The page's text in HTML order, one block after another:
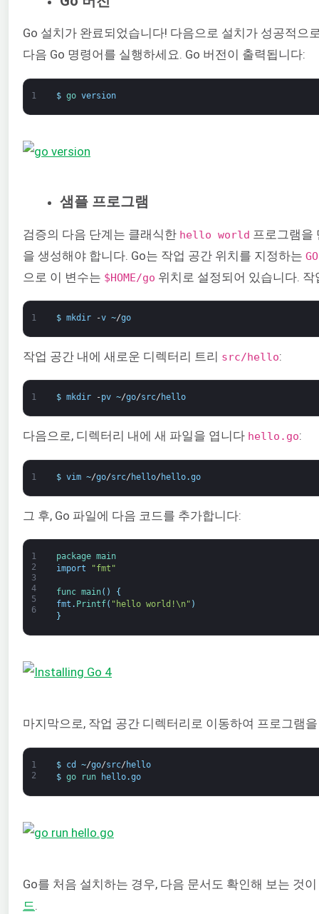
Go 설치가 완료되었습니다! 다음으로 설치가 성공적으
다음 Go 명령어를 실행하세요. Go 버전이 출력됩니다:
1 $ go version
샘플 프로그램
검증의 다음 단계는 클래식한 hello world 프로그램을
을 생성해야 합니다. Go는 작업 공간 위치를 지정하는
으로 이 변수는 $HOME/go 위치로 설정되어 있습니다.
1 $ mkdir -v ~/go
작업 공간 내에 새로운 디렉터리 트리 src/hello:
1 $ mkdir -pv ~/go/src/ hello
다음으로, 디렉터리 내에 새 파일을 엽니다 hello.go:
1 $ vim ~/go/src/ hello/ hello.go
그 후, Go 파일에 다음 코드를 추가합니다:
1
2
3
4
5
6
package main
import
"fmt"
func main( )
{
fmt . Printf( "hello world!\n" )
}
마지막으로, 작업 공간 디렉터리로 이동하여 프로그램
1
2
$ cd ~/go/src/ hello
$ go run hello.go
Go를 처음 설치하는 경우, 다음 문서도 확인해 보는 것
드.